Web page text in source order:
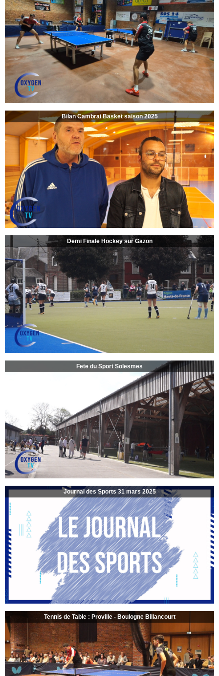
Bilan Cambrai Basket saison 2025
Demi Finale Hockey sur Gazon
Fete du Sport Solesmes
Journal des Sports 31 mars 2025
Tennis de Table : Proville - Boulogne Billancourt